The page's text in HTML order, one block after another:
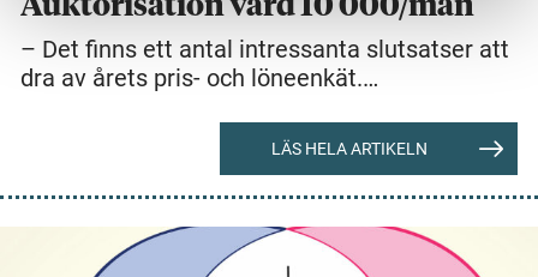
Auktorisation värd 10 000/mån
– Det finns ett antal intressanta slutsatser att
dra av årets pris- och löneenkät.…
LÄS HELA ARTIKELN